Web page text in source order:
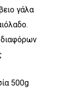
γάλα
διαφόρων
500g